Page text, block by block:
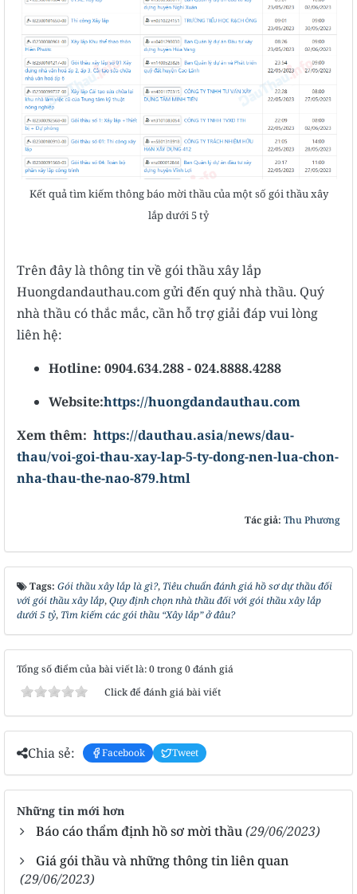
Kết quả tìm kiếm thông báo mời thầu của một số gói thầu xây
lắp dưới 5 tỷ
Trên đây là thông tin về gói thầu xây lắp
Huongdandauthau.com gửi đến quý nhà thầu. Quý
nhà thầu có thắc mắc, cần hỗ trợ giải đáp vui lòng
liên hệ:
Hotline: 0904.634.288 - 024.8888.4288
Website:https://huongdandauthau.com
Xem thêm: https://dauthau.asia/news/dau-
thau/voi-goi-thau-xay-lap-5-ty-dong-nen-lua-chon-
nha-thau-the-nao-879.html
Tác giả: Thu Phương
Tags: Gói thầu xây lắp là gì?, Tiêu chuẩn đánh giá hồ sơ dự thầu đối
với gói thầu xây lắp,Quy định chọn nhà thầu đối với gói thầu xây lắp
dưới 5 tỷ, Tìm kiếm các gói thầu “Xây lắp” ở đâu?
Tổng số điểm của bài viết là: 0 trong 0 đánh giá
Click để đánh giá bài viết
Chia sẻ: Facebook Tweet
Những tin mới hơn
Báo cáo thẩm định hồ sơ mời thầu(29/06/2023)
Giá gói thầu và những thông tin liên quan
(29/06/2023)